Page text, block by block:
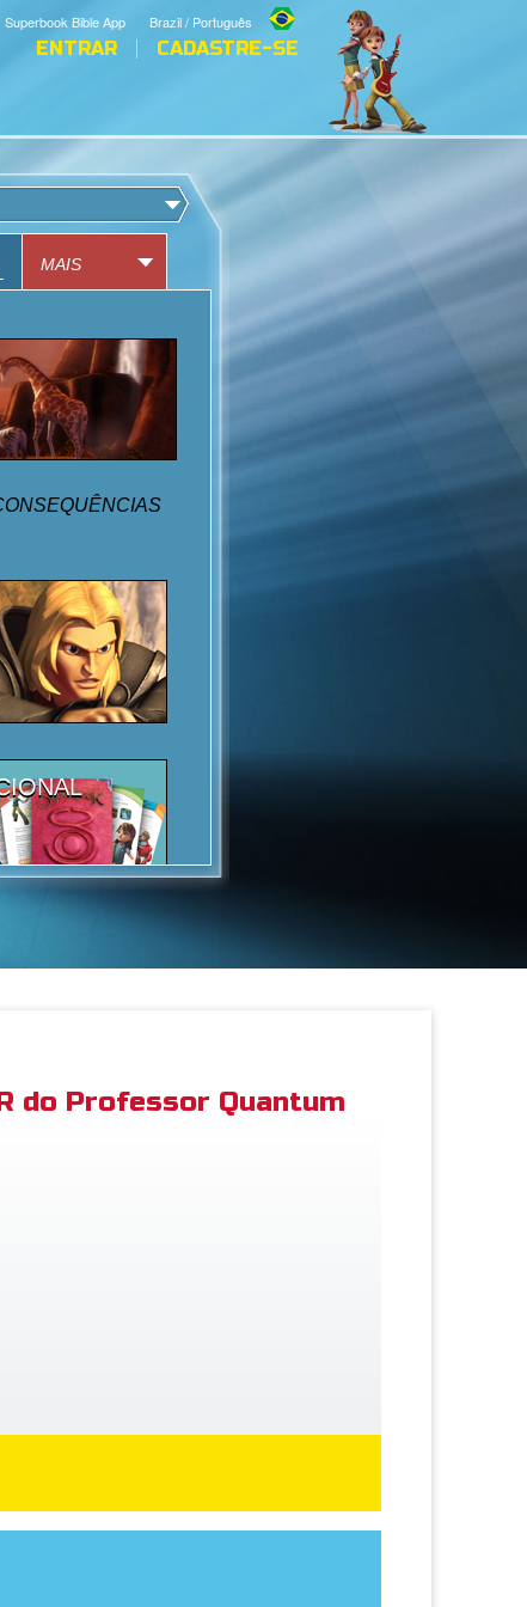
Brazil / Português
Superbook Bible App
ENTRAR CADASTRE-SE
R do Professor Quantum